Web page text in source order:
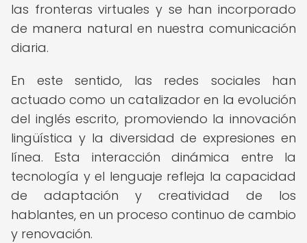
las fronteras virtuales y se han incorporado
de manera natural en nuestra comunicación
diaria.
En este sentido, las redes sociales han
actuado como un catalizador en la evolución
del inglés escrito, promoviendo la innovación
lingüística y la diversidad de expresiones en
línea. Esta interacción dinámica entre la
tecnología y el lenguaje refleja la capacidad
de adaptación y creatividad de los
hablantes, en un proceso continuo de cambio
y renovación.